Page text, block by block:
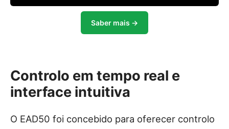
Saber mais →
Controlo em tempo real e
interface intuitiva
O EAD50 foi concebido para oferecer controlo